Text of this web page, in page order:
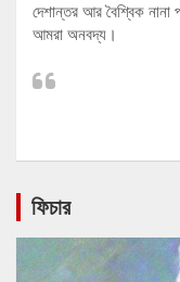
দেশান্তর আর বৈশ্বিক নানা
আমরা অনবদ্য।
ফিচার